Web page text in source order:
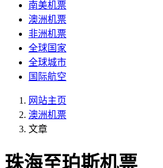
南美机票
澳洲机票
非洲机票
全球国家
全球城市
国际航空
网站主页
澳洲机票
文章
珠海至珀斯机票